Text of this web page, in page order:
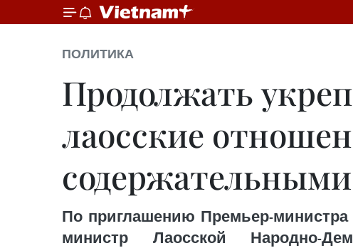
ПОЛИТИКА
Продолжать
лаосские
По приглашению Премьер-
министр Лаосской Народно-